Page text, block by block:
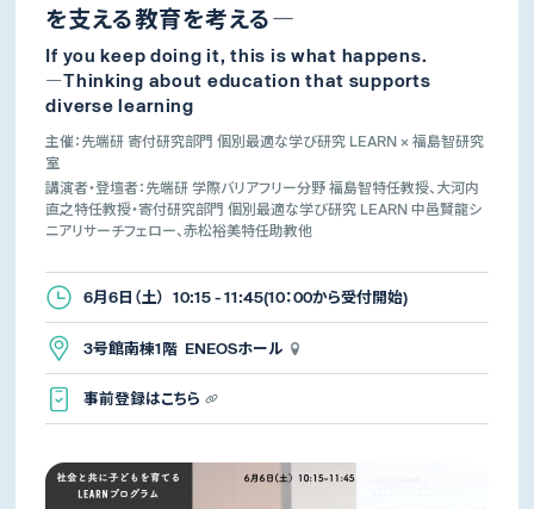
を支える教育を考える―
If you keep doing it, this is what happens.
―Thinking about education that supports
diverse learning
主催：先端研 寄付研究部門 個別最適な学び研究 LEARN × 福島智研究
室
講演者・登壇者：先端研 学際バリアフリー分野 福島智特任教授、大河内
直之特任教授・寄付研究部門 個別最適な学び研究 LEARN 中邑賢龍シ
ニアリサーチフェロー、赤松裕美特任助教他
6月6日（土） 10:15 - 11:45(10：00から受付開始)
3号館南棟1階 ENEOSホール
事前登録はこちら